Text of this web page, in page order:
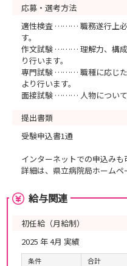
応募・選考方法
適性検査 ……… 職務遂行上必
す。
作文試験 ……… 理解力、構成
り行います。
専門試験 ……… 職種に応じた
より行います。
面接試験 ……… 人物について
提出書類
受験申込書1通
インターネットでの申込みも
詳細は、県立病院局ホームペ
給与関連
初任給（月給制）
2025 年 4月 実績
条件 合計